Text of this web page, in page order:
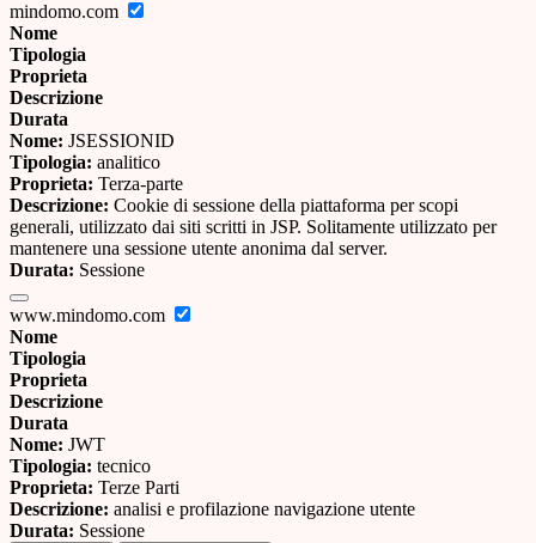
mindomo.com
Nome
Tipologia
Proprieta
Descrizione
Durata
Nome: JSESSIONID
Tipologia: analitico
Proprieta: Terza-parte
Descrizione: Cookie di sessione della piattaforma per scopi
generali, utilizzato dai siti scritti in JSP. Solitamente utilizzato per
mantenere una sessione utente anonima dal server.
Durata: Sessione
www.mindomo.com
Nome
Tipologia
Proprieta
Descrizione
Durata
Nome: JWT
Tipologia: tecnico
Proprieta: Terze Parti
Descrizione: analisi e profilazione navigazione utente
Durata: Sessione